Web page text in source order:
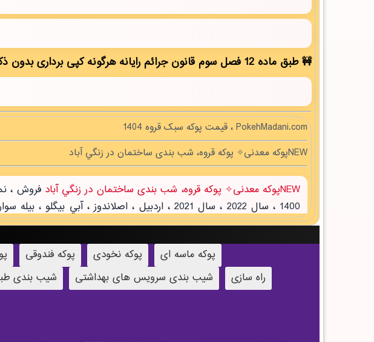
طبق ماده 12 فصل سوم قانون جرائم رایانه هرگونه کپی برداری بدون ذکر منبع مقاله ممنوع بوده و پیگرد قانونی دارد!
PokehMadani.com ، قیمت پوکه سبک قروه 1404
NEWپوکه معدنی✧ پوکه قروه، شب بندی ساختمان در زنگي آباد
NEWپوکه معدنی✧ پوکه قروه، شب بندی ساختمان در زنگي آباد
پوکه فندوقی پوکه نخودی
پوکه ماسه ای
شیب بندی شیب بندی سرویس های بهداشتی
راه سازی